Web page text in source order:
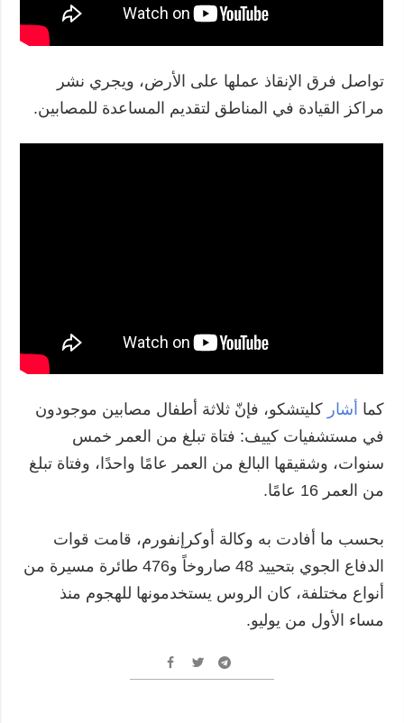
تواصل فرق الإنقاذ عملها على الأرض، ويجري نشر
مراكز القيادة في المناطق لتقديم المساعدة للمصابين.
كما أشار كليتشكو، فإنّ ثلاثة أطفال مصابين موجودون
في مستشفيات كييف: فتاة تبلغ من العمر خمس
سنوات، وشقيقها البالغ من العمر عامًا واحدًا، وفتاة تبلغ
من العمر 16 عامًا.
بحسب ما أفادت به وكالة أوكرإنفورم، قامت قوات
الدفاع الجوي بتحييد 48 صاروخاً و476 طائرة مسيرة من
أنواع مختلفة، كان الروس يستخدمونها للهجوم منذ
مساء الأول من يوليو.